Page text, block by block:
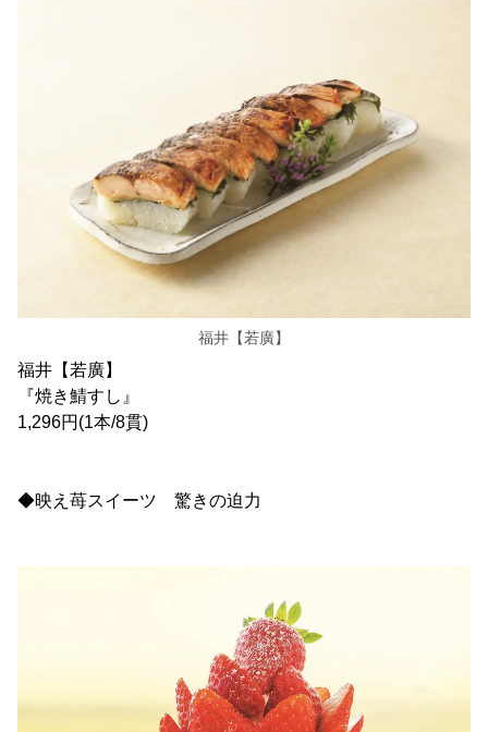
福井【若廣】
福井【若廣】
『焼き鯖すし』
1,296円(1本/8貫)
◆映え苺スイーツ 驚きの迫力